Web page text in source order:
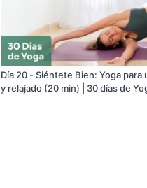
Día 20 - Siéntete Bien: Yoga para
y relajado (20 min) | 30 días de